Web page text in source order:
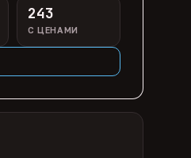
243
С ЦЕНАМИ